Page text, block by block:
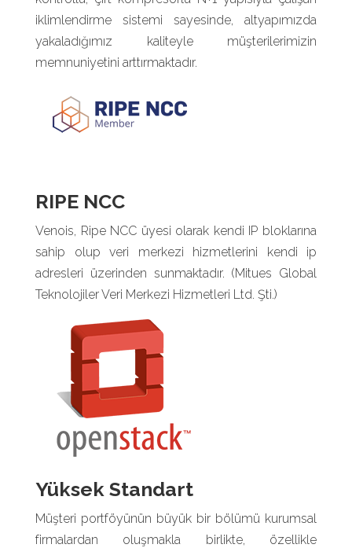
iklimlendirme sistemi sayesinde, altyapımızda
yakaladığımız kaliteyle müşterilerimizin
memnuniyetini arttırmaktadır.
RIPE NCC
Venois, Ripe NCC üyesi olarak kendi IP bloklarına
sahip olup veri merkezi hizmetlerini kendi ip
adresleri üzerinden sunmaktadır. (Mitues Global
Teknolojiler Veri Merkezi Hizmetleri Ltd. Şti.)
Yüksek Standart
Müşteri portföyünün büyük bir bölümü kurumsal
firmalardan oluşmakla birlikte, özellikle